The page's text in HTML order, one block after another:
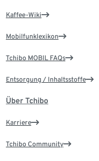
Kaffee-Wiki
Mobilfunklexikon
Tchibo MOBIL FAQs
Entsorgung / Inhaltsstoffe
Über Tchibo
Karriere
Tchibo Community